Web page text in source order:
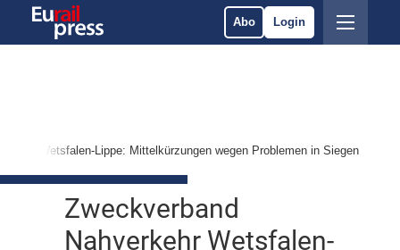
Abo Login
Wetsfalen-Lippe: Mittelkürzungen wegen Problemen in Siegen
Zweckverband
Nahverkehr Wetsfalen-